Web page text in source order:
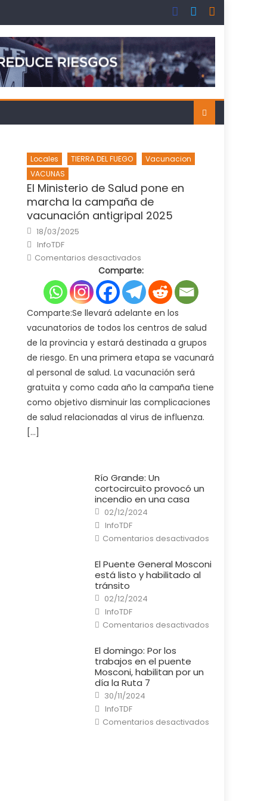
Locales TIERRA DEL FUEGO
Vacunacion
VACUNAS
El Ministerio de Salud pone en
marcha la campaña de
vacunación antigripal 2025
Posted
on
18/03/2025
Author
InfoTDF
Comentarios desactivados
Ministerio
Salud
pone
en
marcha
la
campaña
de
vacunación
antigripal
2025
Comparte:
Comparte:Se llevará adelante en los
vacunatorios de todos los centros de salud
de la provincia y estará destinada a grupos
de riesgo. En una primera etapa se vacunará
al personal de salud. La vacunación será
gratuita y como cada año la campaña tiene
como objetivo disminuir las complicaciones
de salud relacionadas al virus de influenza.
[…]
Río Grande: Un
cortocircuito provocó un
incendio en una casa
Posted
on
02/12/2024
Author
InfoTDF
Comentarios desactivadosen
Río
Un
cortocircuito
El Puente General Mosconi
está listo y habilitado al
tránsito
Posted
on
02/12/2024
Author
InfoTDF
Comentarios desactivadosen
El
El domingo: Por los
trabajos en el puente
Mosconi, habilitan por un
día la Ruta 7
Posted
on
30/11/2024
Author
InfoTDF
Comentarios desactivadosen
El